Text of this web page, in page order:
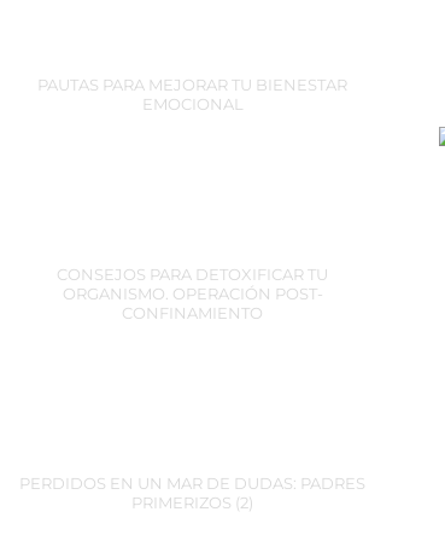
PAUTAS PARA MEJORAR TU BIENESTAR
EMOCIONAL
CONSEJOS PARA DETOXIFICAR TU
ORGANISMO. OPERACIÓN POST-
CONFINAMIENTO
PERDIDOS EN UN MAR DE DUDAS: PADRES
PRIMERIZOS (2)